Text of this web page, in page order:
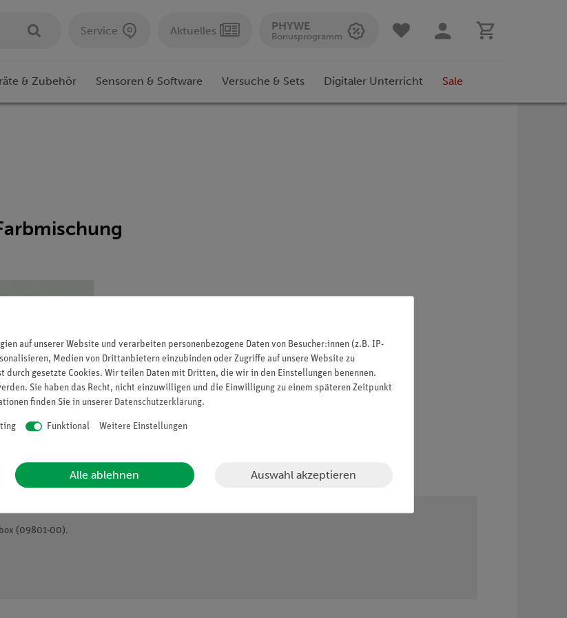
Service Aktuelles PHYWE
Bonusprogramm
& Zubehör Sensoren & Software Versuche & Sets Digitaler Unterricht Sale
(09801-00).
auf unserer Website und verarbeiten personenbezogene Daten von Besucher:innen (z.B. IP-
Medien von Drittanbietern einzubinden oder Zugriffe auf unsere Website zu
gesetzte Cookies. Wir teilen Daten mit Dritten, die wir in den Einstellungen benennen.
Sie haben das Recht, nicht einzuwilligen und die Einwilligung zu einem späteren Zeitpunkt
finden Sie in unserer Daten­schutz­erklärung.
Funktional Weitere Einstellungen
Alle ablehnen Auswahl akzeptieren